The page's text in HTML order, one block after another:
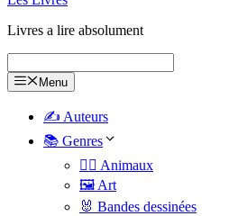
Livres a lire absolument
Menu
✍️ Auteurs
📚 Genres
🐕‍🦺 Animaux
🖼️ Art
🐰 Bandes dessinées